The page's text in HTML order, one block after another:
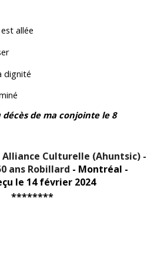
allée
dignité
de ma conjointe le 8
Alliance Culturelle (Ahuntsic) -
ans Robillard - Montréal -
le 14 février 2024
********